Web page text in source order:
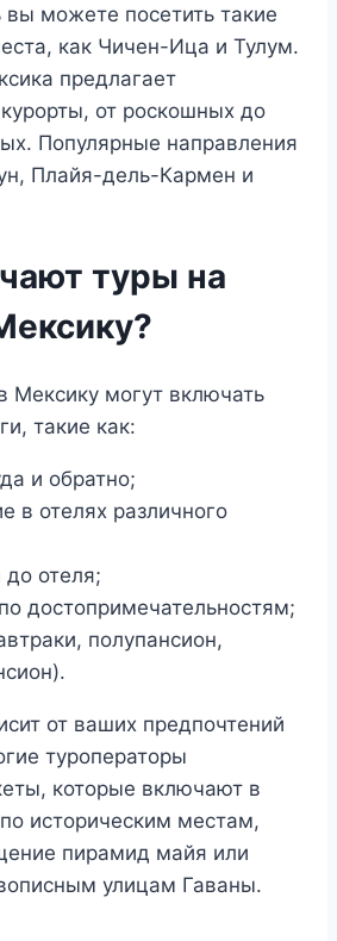
вы можете посетить такие
как Чичен-Ица и Тулум.
предлагает
от роскошных до
Популярные направления
Плайя-дель-Кармен и
туры на
Мексику могут включать
такие как:
и обратно;
в отелях различного
отеля;
достопримечательностям;
полупансион,
от ваших предпочтений
туроператоры
которые включают в
историческим местам,
пирамид майя или
улицам Гаваны.